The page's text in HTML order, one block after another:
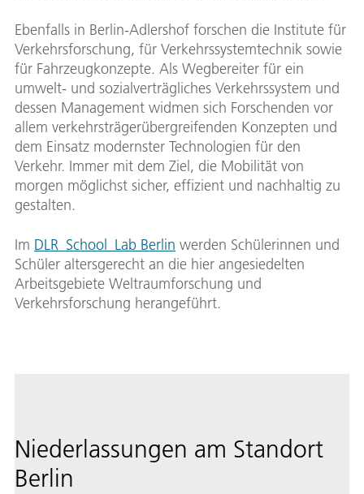
Ebenfalls in Berlin-Adlershof forschen die Institute für
Verkehrsforschung, für Verkehrssystemtechnik sowie
für Fahrzeugkonzepte. Als Wegbereiter für ein
umwelt- und sozialverträgliches Verkehrssystem und
dessen Management widmen sich Forschenden vor
allem verkehrsträgerübergreifenden Konzepten und
dem Einsatz modernster Technologien für den
Verkehr. Immer mit dem Ziel, die Mobilität von
morgen möglichst sicher, effizient und nachhaltig zu
gestalten.
Im DLR_School_Lab Berlin werden Schülerinnen und
Schüler altersgerecht an die hier angesiedelten
Arbeitsgebiete Weltraumforschung und
Verkehrsforschung herangeführt.
Niederlassungen am Standort
Berlin